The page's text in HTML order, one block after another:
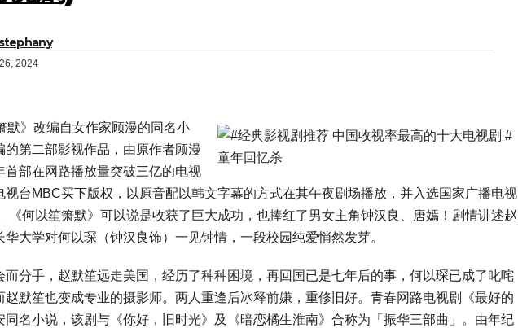
2024
默》改编自女作家顾漫的同名小
的第二部影视作品，由原作者顾漫
首部在网路播放量突破三亿的电视
视台MBC买下版权，以原音配以韩文字幕的方式在其午夜剧场播放，并入选国家广播电视
《何以笙箫默》可以说是收获了巨大成功，也捧红了男女主角钟汉良、唐嫣！剧情讲述赵
大学对何以琛（钟汉良饰）一见钟情，一段校园纯爱悄然发芽。
而分手，赵默笙远走美国，经历了种种困境，再回国已是七年后的事，何以琛已成了叱咤
赵默笙也变成专业的摄影师。两人重逢后冰释前嫌，重修旧好。青春网路电视剧《最好的
同名小说，该剧与《你好，旧时光》及《暗恋橘生淮南》合称为「振华三部曲」。由年纪